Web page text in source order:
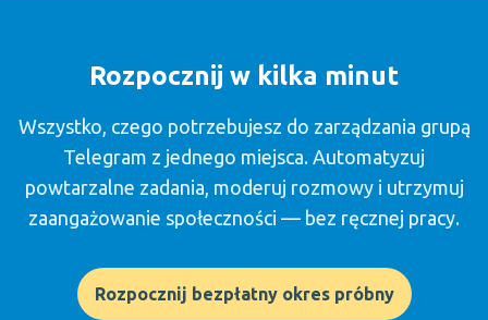
Rozpocznij w kilka minut
Wszystko, czego potrzebujesz do zarządzania grupą
Telegram z jednego miejsca. Automatyzuj
powtarzalne zadania, moderuj rozmowy i utrzymuj
zaangażowanie społeczności — bez ręcznej pracy.
Rozpocznij bezpłatny okres próbny